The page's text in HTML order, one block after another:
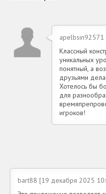
Классный
уникальных
понятный, а
друзьями
Хотелось бы
для
игроков!
bart88 [19 декабря 2025